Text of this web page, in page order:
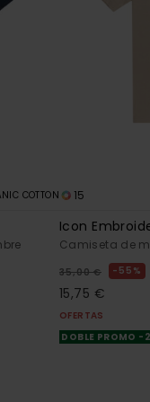
COTTON 15
Icon
Camiseta de
35,00 € 55%
15,75 €
OFERTAS
DOBLE PROMO -